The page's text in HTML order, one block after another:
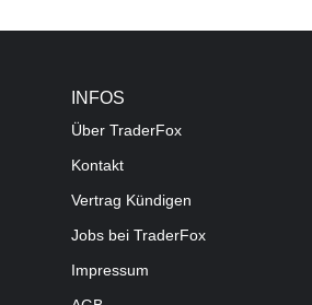
INFOS
Über TraderFox
Kontakt
Vertrag Kündigen
Jobs bei TraderFox
Impressum